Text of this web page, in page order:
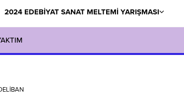
2024 EDEBİYAT SANAT MELTEMİ YARIŞMASI